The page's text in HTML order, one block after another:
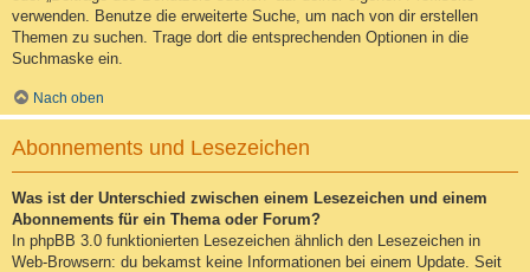
verwenden. Benutze die erweiterte Suche, um nach von dir erstellen
Themen zu suchen. Trage dort die entsprechenden Optionen in die
Suchmaske ein.
Nach oben
Abonnements und Lesezeichen
Was ist der Unterschied zwischen einem Lesezeichen und einem
Abonnements für ein Thema oder Forum?
In phpBB 3.0 funktionierten Lesezeichen ähnlich den Lesezeichen in
Web-Browsern: du bekamst keine Informationen bei einem Update. Seit